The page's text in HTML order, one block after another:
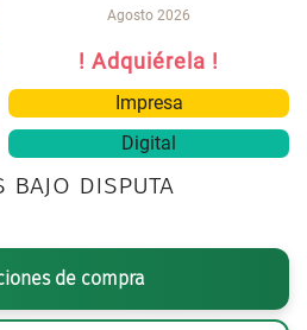
Agosto 2026
! Adquiérela !
Impresa
Digital
bajo disputa
de compra